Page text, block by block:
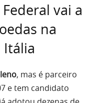
vai a
na
Itália
, mas é parceiro
e tem candidato